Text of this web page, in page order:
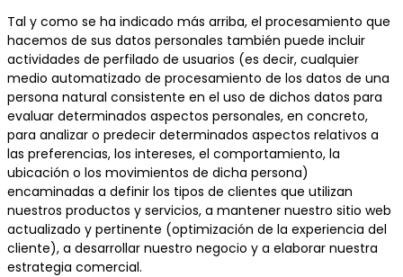
Tal y como se ha indicado más arriba, el procesamiento que
hacemos de sus datos personales también puede incluir
actividades de perfilado de usuarios (es decir, cualquier
medio automatizado de procesamiento de los datos de una
persona natural consistente en el uso de dichos datos para
evaluar determinados aspectos personales, en concreto,
para analizar o predecir determinados aspectos relativos a
las preferencias, los intereses, el comportamiento, la
ubicación o los movimientos de dicha persona)
encaminadas a definir los tipos de clientes que utilizan
nuestros productos y servicios, a mantener nuestro sitio web
actualizado y pertinente (optimización de la experiencia del
cliente), a desarrollar nuestro negocio y a elaborar nuestra
estrategia comercial.